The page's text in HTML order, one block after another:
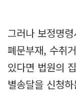
그러나 보정명
폐문부재, 수취
있다면 법원의
별송달을 신청